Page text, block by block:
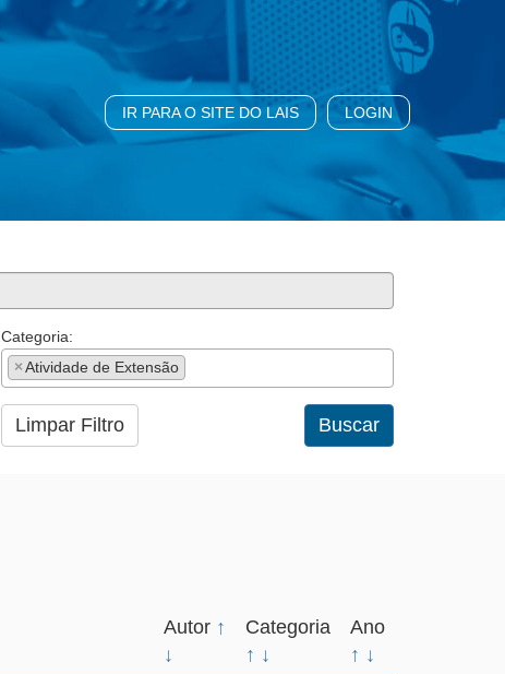
IR PARA O SITE DO LAIS LOGIN
Categoria:
×Atividade de Extensão
Limpar Filtro Buscar
Autor ↑
↓
Categoria
↑ ↓
Ano
↑ ↓